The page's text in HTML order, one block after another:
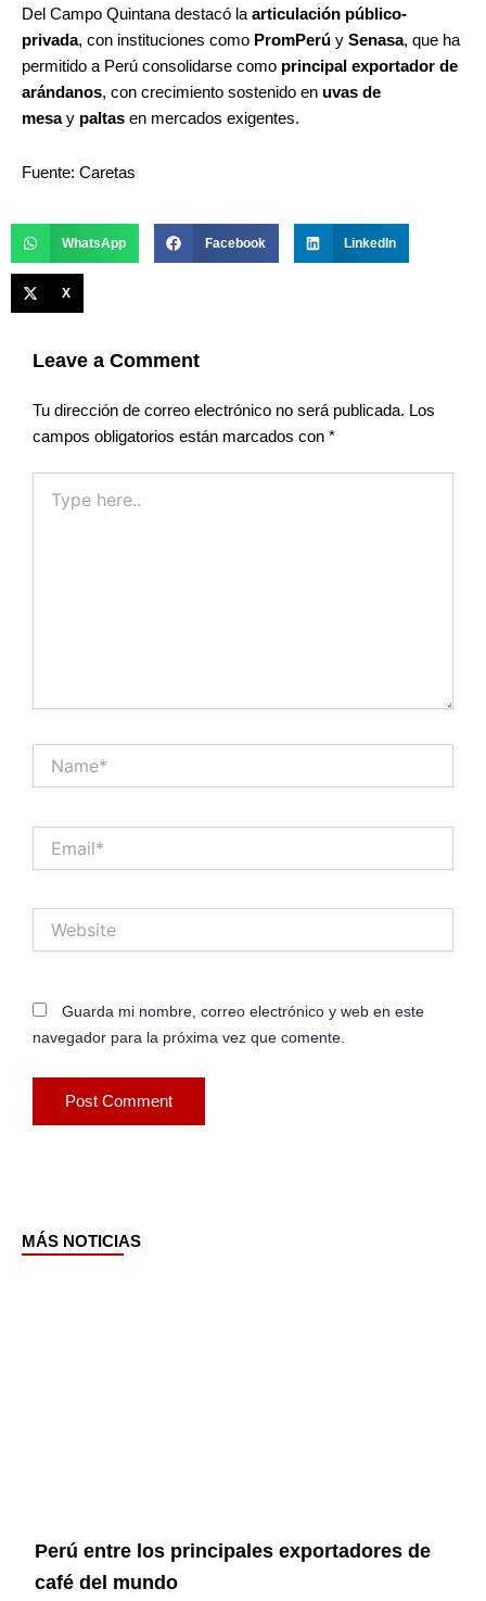
Del Campo Quintana destacó la articulación público-
privada, con instituciones como PromPerú y Senasa, que ha
permitido a Perú consolidarse como principal exportador de
arándanos, con crecimiento sostenido en uvas de
mesay paltas en mercados exigentes.
Fuente: Caretas
WhatsApp Facebook LinkedIn
X
Leave a Comment
Tu dirección de correo electrónico no será publicada. Los
campos obligatorios están marcados con *
here..
Guarda mi nombre, correo electrónico y web en este
navegador para la próxima vez que comente.
MÁS NOTICIAS
Perú entre los principales exportadores de
café del mundo